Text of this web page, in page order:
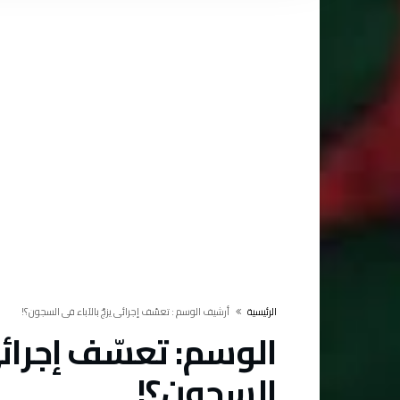
‫الرئيسية‬ ‫أرشيف الوسم :‬ تعسّف إجرائي يزجّ بالآباء في السجون؟!
الوسم:تعسّف